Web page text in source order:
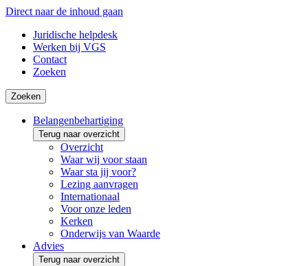
Direct naar de inhoud gaan
Juridische helpdesk
Werken bij VGS
Contact
Zoeken
Zoeken
Belangenbehartiging
Terug naar overzicht
Overzicht
Waar wij voor staan
Waar sta jij voor?
Lezing aanvragen
Internationaal
Voor onze leden
Kerken
Onderwijs van Waarde
Advies
Terug naar overzicht